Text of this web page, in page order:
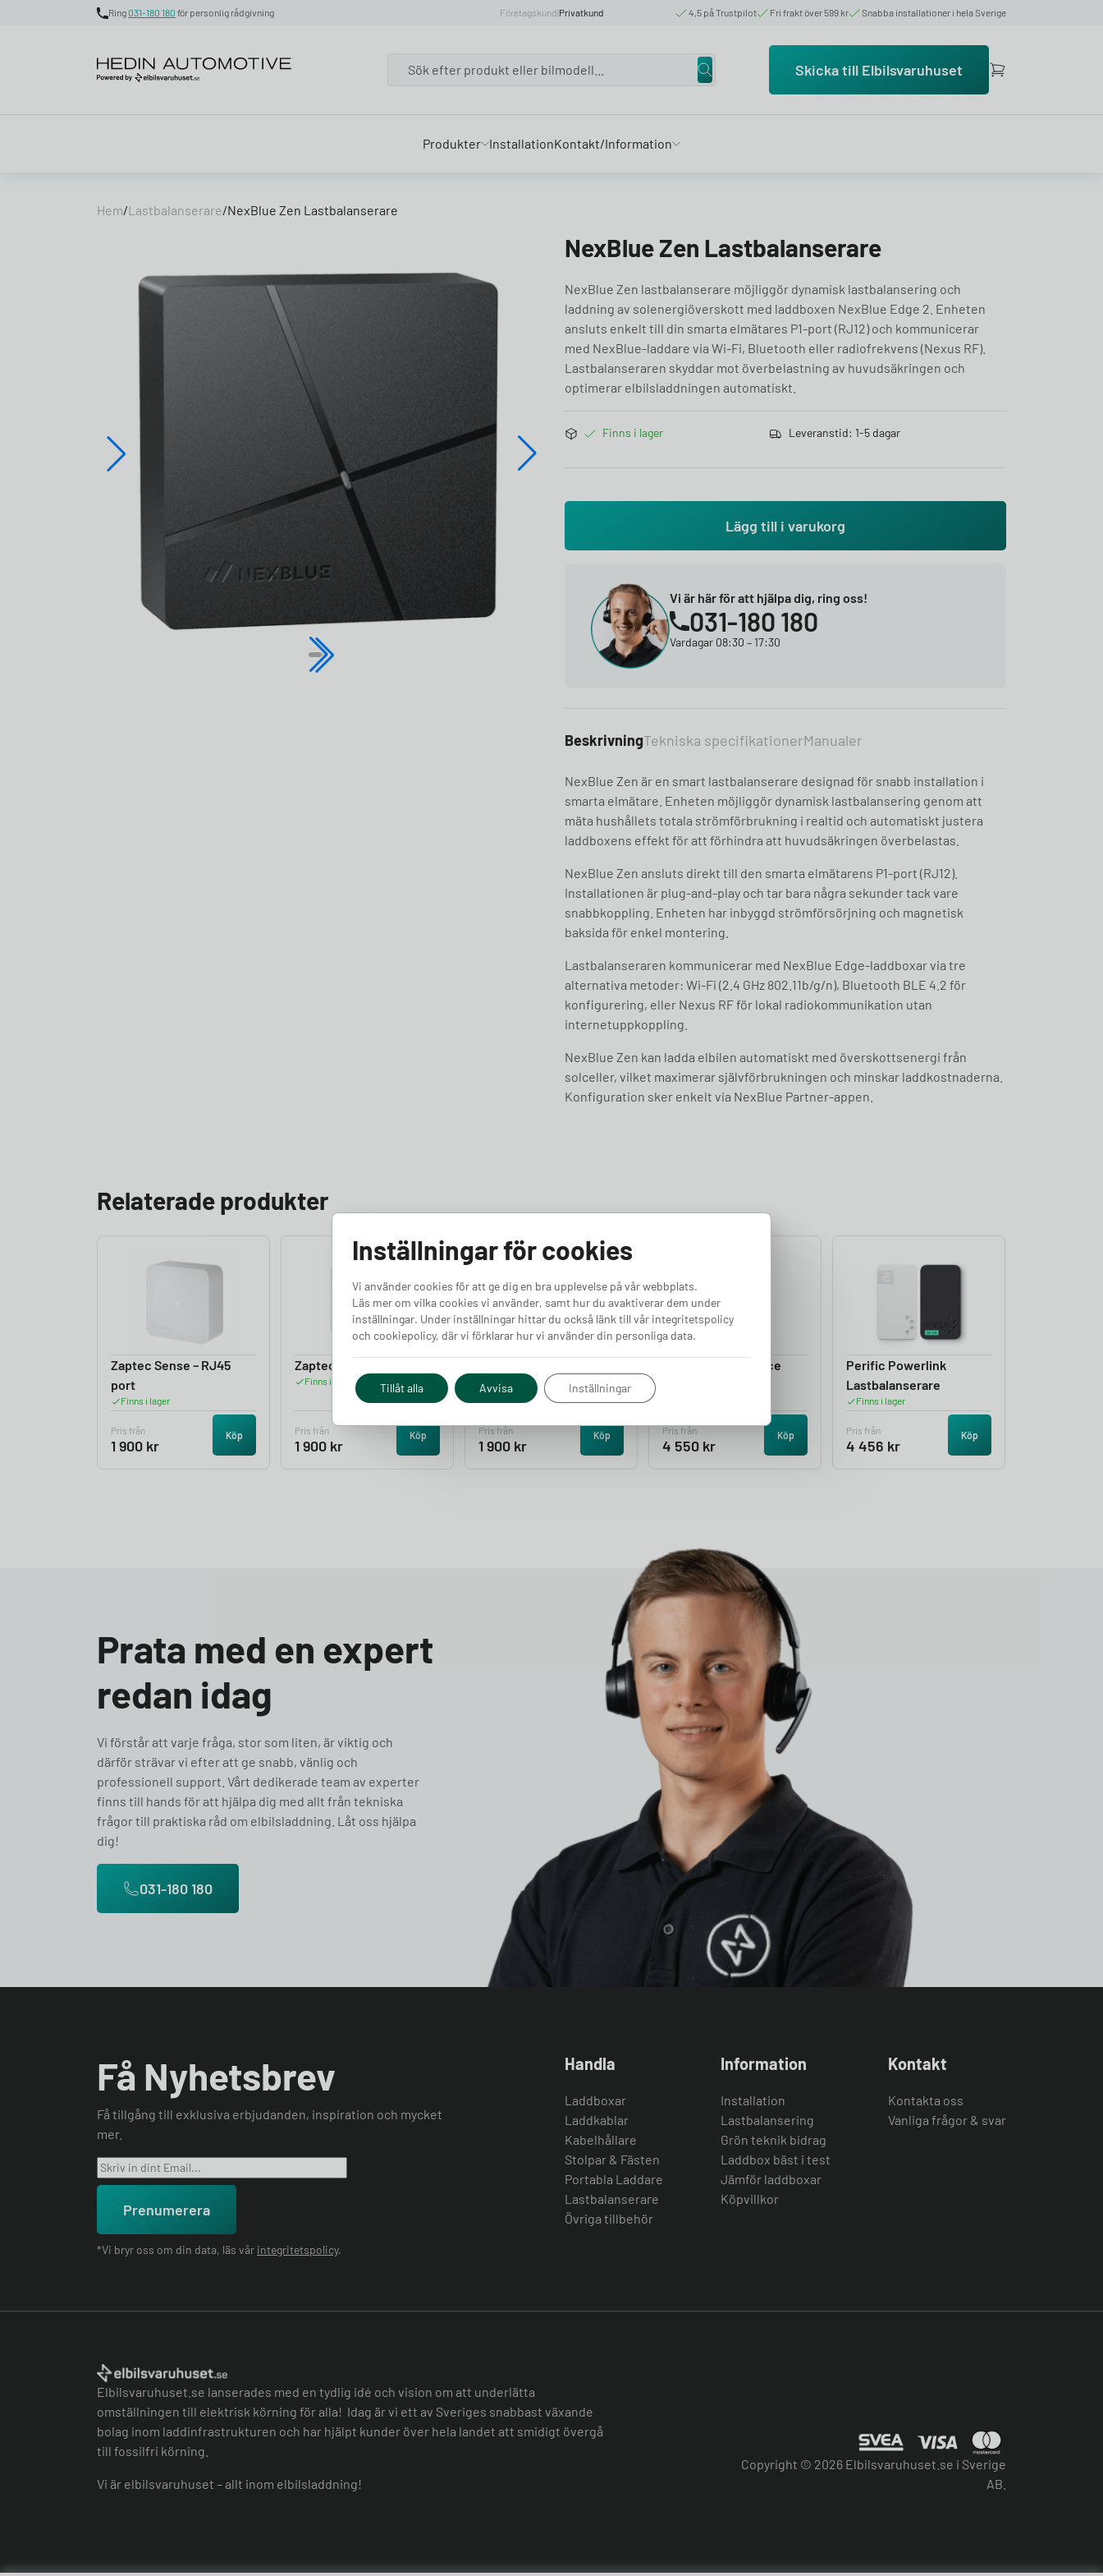
Ring031-180 180 för personlig rådgivning Företagskund|Privatkund 4,5 på Trustpilot Fri frakt över 599 kr Snabba installationer i hela Sverige
Skicka till Elbilsvaruhuset
Produkter InstallationKontakt/Information
Hem/Lastbalanserare/NexBlue Zen Lastbalanserare
NexBlue Zen Lastbalanserare
NexBlue Zen lastbalanserare möjliggör dynamisk lastbalansering och
laddning av solenergiöverskott med laddboxen NexBlue Edge 2. Enheten
ansluts enkelt till din smarta elmätares P1-port (RJ12) och kommunicerar
med NexBlue-laddare via Wi-Fi, Bluetooth eller radiofrekvens (Nexus RF).
Lastbalanseraren skyddar mot överbelastning av huvudsäkringen och
optimerar elbilsladdningen automatiskt.​
Finns i lager Leveranstid: 1-5 dagar
Lägg till i varukorg
Vi är här för att hjälpa dig, ring oss!
031-180 180
Vardagar 08:30 – 17:30
BeskrivningTekniska specifikationerManualer
NexBlue Zen är en smart lastbalanserare designad för snabb installation i
smarta elmätare. Enheten möjliggör dynamisk lastbalansering genom att
mäta hushållets totala strömförbrukning i realtid och automatiskt justera
laddboxens effekt för att förhindra att huvudsäkringen överbelastas.
NexBlue Zen ansluts direkt till den smarta elmätarens P1-port (RJ12).
Installationen är plug-and-play och tar bara några sekunder tack vare
snabbkoppling. Enheten har inbyggd strömförsörjning och magnetisk
baksida för enkel montering.​
Lastbalanseraren kommunicerar med NexBlue Edge-laddboxar via tre
alternativa metoder: Wi-Fi (2.4 GHz 802.11b/g/n), Bluetooth BLE 4.2 för
konfigurering, eller Nexus RF för lokal radiokommunikation utan
internetuppkoppling.
NexBlue Zen kan ladda elbilen automatiskt med överskottsenergi från
solceller, vilket maximerar självförbrukningen och minskar laddkostnaderna.
Konfiguration sker enkelt via NexBlue Partner-appen.​
Relaterade produkter
Zaptec Sense – RJ45
port
Finns i lager
Pris från
1 900 kr
Köp
Zaptec Sense – RJ12 port
Finns i lager
Pris från
1 900 kr
Köp
Finns i lager
Pris från
1 900 kr
Köp
GARO Entity Balance
Pris från
4 550 kr
Köp
Perific Powerlink
Lastbalanserare
Finns i lager
Pris från
4 456 kr
Köp
Prata med en expert
redan idag
Vi förstår att varje fråga, stor som liten, är viktig och
därför strävar vi efter att ge snabb, vänlig och
professionell support. Vårt dedikerade team av experter
finns till hands för att hjälpa dig med allt från tekniska
frågor till praktiska råd om elbilsladdning. Låt oss hjälpa
dig!
031-180 180
Få Nyhetsbrev
Få tillgång till exklusiva erbjudanden, inspiration och mycket
mer.
Prenumerera
*Vi bryr oss om din data, läs vår integritetspolicy.
Handla
Laddboxar
Laddkablar
Kabelhållare
Stolpar & Fästen
Portabla Laddare
Lastbalanserare
Övriga tillbehör
Information
Installation
Lastbalansering
Grön teknik bidrag
Laddbox bäst i test
Jämför laddboxar
Köpvillkor
Kontakt
Kontakta oss
Vanliga frågor & svar
Elbilsvaruhuset.se lanserades med en tydlig idé och vision om att underlätta
omställningen till elektrisk körning för alla! Idag är vi ett av Sveriges snabbast växande
bolag inom laddinfrastrukturen och har hjälpt kunder över hela landet att smidigt övergå
till fossilfri körning.
Vi är elbilsvaruhuset – allt inom elbilsladdning!
Copyright © 2026 Elbilsvaruhuset.se i Sverige
AB.
Inställningar för cookies
Vi använder cookies för att ge dig en bra upplevelse på vår webbplats.
Läs mer om vilka cookies vi använder, samt hur du avaktiverar dem under
inställningar. Under inställningar hittar du också länk till vår integritetspolicy
och cookiepolicy, där vi förklarar hur vi använder din personliga data.
Tillåt alla Avvisa Inställningar